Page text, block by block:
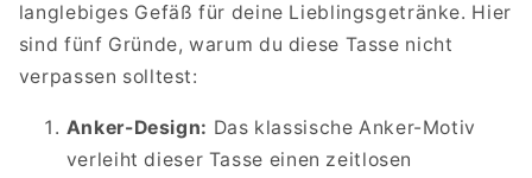
langlebiges Gefäß für deine Lieblingsgetränke. Hier
sind fünf Gründe, warum du diese Tasse nicht
verpassen solltest:
Anker-Design: Das klassische Anker-Motiv
verleiht dieser Tasse einen zeitlosen